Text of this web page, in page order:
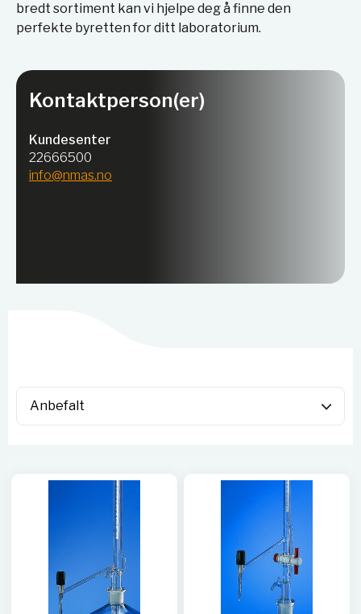
bredt sortiment kan vi hjelpe deg å finne den
perfekte byretten for ditt laboratorium.
Kontaktperson(er)
Kundesenter
22666500
info@nmas.no